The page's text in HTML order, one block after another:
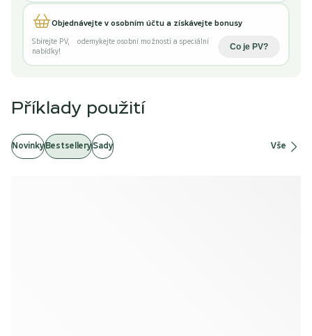
Objednávejte v osobním účtu a získávejte bonusy
Sbírejte PV,
odemykejte osobní možnosti a speciální
nabídky!
Co je PV?
Příklady použití
NovinkyBestsellerySady Vše